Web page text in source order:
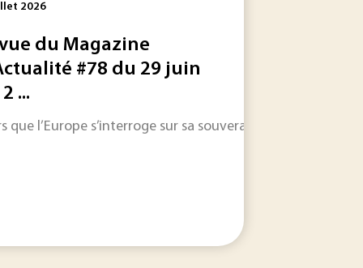
aux chaînes militaires et aux activités de...
les informations qui feront l'actualité industrielle dans
2026
du Magazine
#78 du 29 juin
...
que l’Europe s’interroge sur sa souveraineté